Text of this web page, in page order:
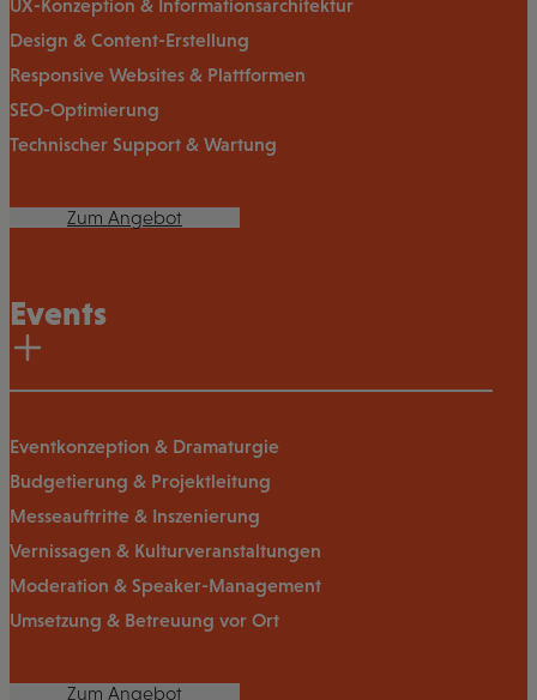
UX-Konzeption & Informationsarchitektur
Design & Content-Erstellung
Responsive Websites & Plattformen
SEO-Optimierung
Technischer Support & Wartung
Zum Angebot
Events
Eventkonzeption & Dramaturgie
Budgetierung & Projektleitung
Messeauftritte & Inszenierung
Vernissagen & Kulturveranstaltungen
Moderation & Speaker-Management
Umsetzung & Betreuung vor Ort
Zum Angebot